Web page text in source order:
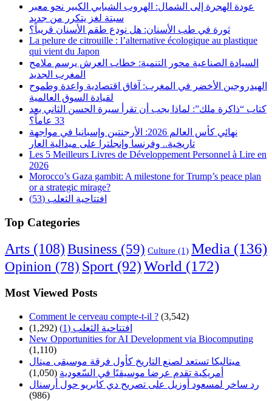
عودة الهجرة إلى الشمال: الهروب الشبابي الكبير نحو معبر
سبتة لغز يتكرر من جديد
ثورة في طب الأسنان: هل نودع طقم الأسنان قريباً؟
La pelure de citrouille : l’alternative écologique au plastique
qui vient du Japon
السيادة الصناعية محور التنمية: خطاب العرش يرسم ملامح
المغرب الجديد
الهيدروجين الأخضر في المغرب: آفاق اقتصادية واعدة وطموح
لقيادة السوق العالمية
كتاب “ذاكرة ملك”: لماذا يجب أن تقرأ سيرة الحسن الثاني بعد
33 عاماً؟
نهائي كأس العالم 2026: الأرجنتين وإسبانيا في مواجهة
تاريخية.. وفرنسا وإنجلترا على ميدالية العار
Les 5 Meilleurs Livres de Développement Personnel à Lire en
2026
Morocco’s Gaza gambit: A milestone for Trump’s peace plan
or a strategic mirage?
افتتاحية الثعلب (53)
Top Categories
Arts (108) Business (59) Culture (1) Media (136)
Opinion (78) Sport (92)World (172)
Most Viewed Posts
Comment le cerveau compte-t-il ? (3,542)
افتتاحية الثعلب (1)
(1,292)
New Opportunities for AI Development via Biocomputing
(1,110)
ميتاليكا تستعد لصنع التاريخ كأول فرقة موسيقى ميتال
أمريكية تقدم عرضا موسيقيًا في السّعودية (1,050)
رد ساخر لمسعود أوزيل على تصريح دي كابريو حول أرسنال
(986)